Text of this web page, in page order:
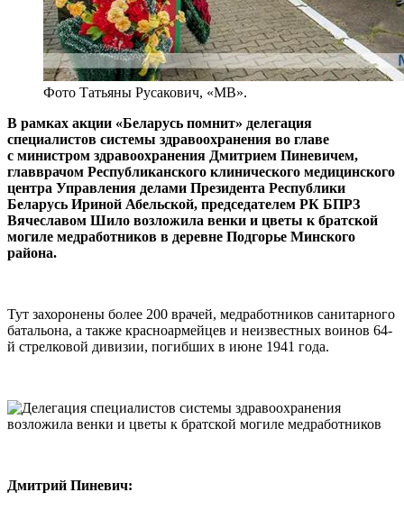
Фото Татьяны Русакович, «МВ».
В рамках акции «Беларусь помнит» делегация
специалистов системы здравоохранения во главе
с министром здравоохранения Дмитрием Пиневичем,
главврачом Республиканского клинического медицинского
центра Управления делами Президента Республики
Беларусь Ириной Абельской, председателем РК БПРЗ
Вячеславом Шило возложила венки и цветы к братской
могиле медработников в деревне Подгорье Минского
района.
Тут захоронены более 200 врачей, медработников санитарного
батальона, а также красноармейцев и неизвестных воинов 64-
й стрелковой дивизии, погибших в июне 1941 года.
Дмитрий Пиневич: